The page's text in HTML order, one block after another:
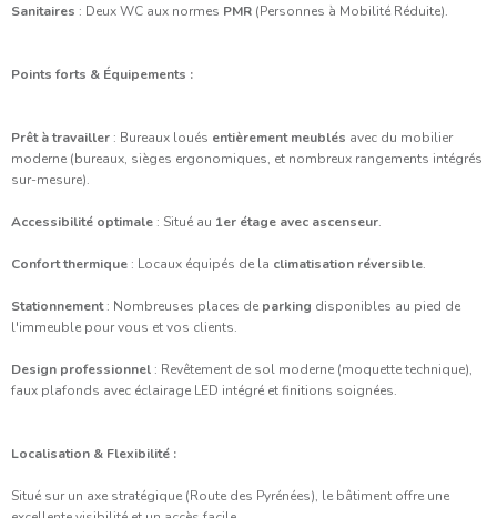
Sanitaires : Deux WC aux normes PMR (Personnes à Mobilité Réduite).
Points forts & Équipements :
Prêt à travailler : Bureaux loués entièrement meublés avec du mobilier
moderne (bureaux, sièges ergonomiques, et nombreux rangements intégrés
sur-mesure).
Accessibilité optimale : Situé au 1er étage avec ascenseur.
Confort thermique : Locaux équipés de la climatisation réversible.
Stationnement: Nombreuses places de parking disponibles au pied de
l'immeuble pour vous et vos clients.
Design professionnel : Revêtement de sol moderne (moquette technique),
faux plafonds avec éclairage LED intégré et finitions soignées.
Localisation & Flexibilité :
Situé sur un axe stratégique (Route des Pyrénées), le bâtiment offre une